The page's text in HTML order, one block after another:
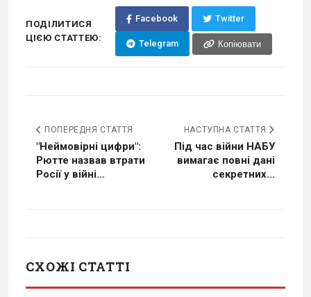
ПОДІЛИТИСЯ
ЦІЄЮ СТАТТЕЮ:
Facebook Twitter
Telegram Копіювати
ПОПЕРЕДНЯ СТАТТЯ
"Неймовірні цифри":
Рютте назвав втрати
Росії у війні...
НАСТУПНА СТАТТЯ
Під час війни НАБУ
вимагає повні дані
секретних...
СХОЖІ СТАТТІ